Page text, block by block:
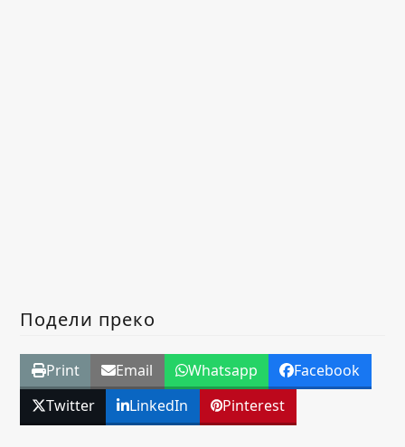
Подели преко
Print Email Whatsapp
Facebook
Twitter
LinkedIn Pinterest